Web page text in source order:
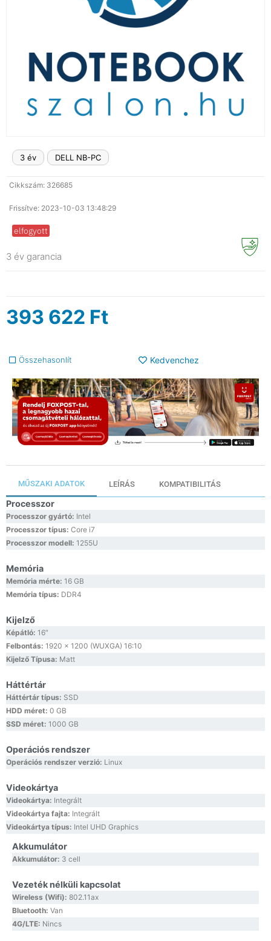
3 év DELL NB-PC
Cikkszám: 326685
Frissítve: 2023-10-03 13:48:29
elfogyott
3 év garancia
393 622 Ft
Összehasonlít Kedvenchez
MŰSZAKI ADATOK LEÍRÁS KOMPATIBILITÁS
Processzor
Processzor gyártó: Intel
Processzor típus: Core i7
Processzor modell: 1255U
Memória
Memória mérte: 16 GB
Memória típus: DDR4
Kijelző
Képátló: 16″
Felbontás: 1920 x 1200 (WUXGA) 16:10
Kijelző Típusa: Matt
Háttértár
Háttértár típus: SSD
HDD méret: 0 GB
SSD méret: 1000 GB
Operációs rendszer
Operációs rendszer verzió: Linux
Videokártya
Videokártya: Integrált
Videokártya fajta: Integrált
Videokártya típus: Intel UHD Graphics
Akkumulátor
Akkumulátor: 3 cell
Vezeték nélküli kapcsolat
Wireless (Wifi): 802.11ax
Bluetooth: Van
4G/LTE: Nincs